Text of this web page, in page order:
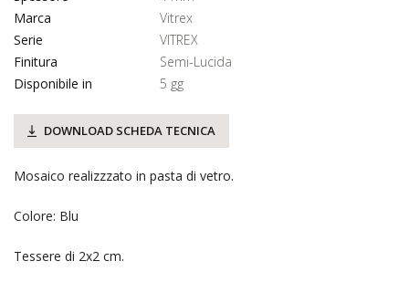
Marca
Vitrex
Serie
VITREX
Finitura
Semi-Lucida
Disponibile in
5 gg
DOWNLOAD SCHEDA TECNICA
Mosaico realizzzato in pasta di vetro.
Colore: Blu
Tessere di 2x2 cm.